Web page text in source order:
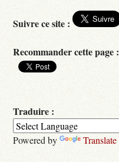
Suivre ce site :
Recommander cette page :
Traduire :
Powered by Translate